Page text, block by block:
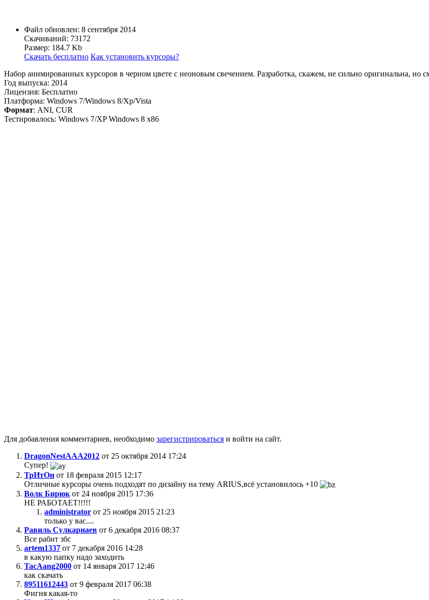
Файл обновлен: 8 сентября 2014
Скачиваний: 73172
Размер: 184.7 Kb
Скачать бесплатно Как установить курсоры?
Набор анимированных курсоров в черном цвете с неоновым свечением. Разработка, скажем, не сильно оригинальна, но
Год выпуска: 2014
Лицензия: Бесплатно
Платформа: Windows 7/Windows 8/Xp/Vista
Формат: ANI, CUR
Тестировалось: Windows 7/XP Windows 8 x86
Для добавления комментариев, необходимо зарегистрироваться и войти на сайт.
DragonNestAAA2012 от 25 октября 2014 17:24
Супер!
ТрИтОн от 18 февраля 2015 12:17
Отличные курсоры очень подходят по дизайну на тему ARIUS,всё установилось +10
Волк Бирюк от 24 ноября 2015 17:36
НЕ РАБОТАЕТ!!!!!
administrator от 25 ноября 2015 21:23
только у вас....
Равиль Сулкарнаев от 6 декабря 2016 08:37
Все рабит збс
artem1337 от 7 декабря 2016 14:28
в какую папку надо заходить
TacAang2000 от 14 января 2017 12:46
как скачать
89511612443 от 9 февраля 2017 06:38
Фигня какая-то